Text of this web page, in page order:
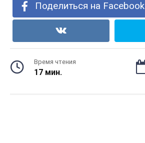
Поделиться на Facebook
Время чтения
17 мин.